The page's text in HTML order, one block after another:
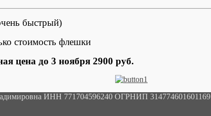
быстрый)
стоимость флешки
цена до 3 ноября 2900 руб.
ИНН 771704596240 ОГРНИП 314774601601169